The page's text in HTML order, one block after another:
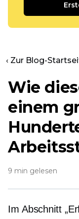
‹ Zur Blog-
Wie
einem
9 min gelesen
Im Abschnitt